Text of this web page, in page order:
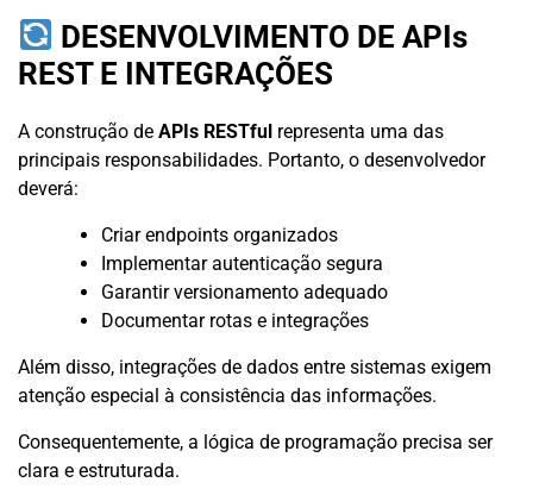
DESENVOLVIMENTO DE APIs
REST E INTEGRAÇÕES
A construção de APIs RESTful representa uma das
principais responsabilidades. Portanto, o desenvolvedor
deverá:
Criar endpoints organizados
Implementar autenticação segura
Garantir versionamento adequado
Documentar rotas e integrações
Além disso, integrações de dados entre sistemas exigem
atenção especial à consistência das informações.
Consequentemente, a lógica de programação precisa ser
clara e estruturada.